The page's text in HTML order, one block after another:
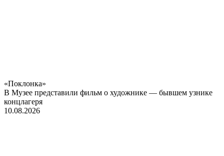
«Поклонка»
В Музее представили фильм о художнике — бывшем узнике
концлагеря
10.08.2026